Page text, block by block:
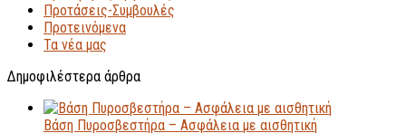
Προτάσεις-Συμβουλές
Προτεινόμενα
Τα νέα μας
Δημοφιλέστερα άρθρα
Βάση Πυροσβεστήρα – Ασφάλεια με αισθητική